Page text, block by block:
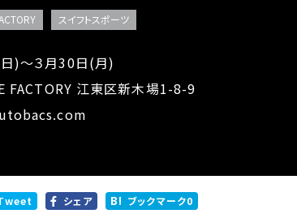
スイフトスポーツ
)～３月30日(月)
FACTORY 江東区新木場1-8-9
シェア ブックマーク0